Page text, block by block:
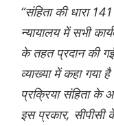
“संहिता की धारा
न्यायालय में सभी
के तहत प्रदान की
व्याख्या में कहा गया
प्रक्रिया संहिता के
इस प्रकार,